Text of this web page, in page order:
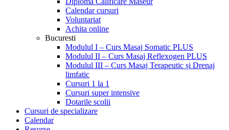
Calendar cursuri
Voluntariat
Achita online
Bucuresti
Modulul I – Curs Masaj Somatic PLUS
Modulul II – Curs Masaj Reflexogen PLUS
Modulul III – Curs Masaj Terapeutic și Drenaj
limfatic
Cursuri 1 la 1
Cursuri super intensive
Dotarile scolii
Cursuri de specializare
Calendar